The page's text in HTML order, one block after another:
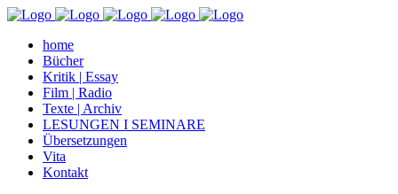
home
Bücher
Kritik | Essay
Film | Radio
Texte | Archiv
LESUNGEN I SEMINARE
Übersetzungen
Vita
Kontakt